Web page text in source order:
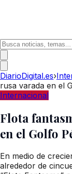
DiarioDigital.es›
rusa varada en el
Internacional
Flota
en el Golfo
En medio de
alrededor de